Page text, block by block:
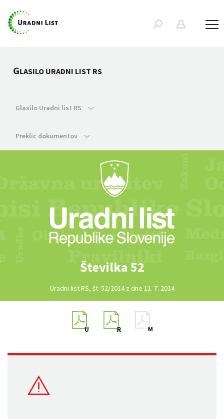
GLASILO URADNI LIST RS
Glasilo Uradni list RS
Preklic dokumentov
Številka 52
Uradni list RS, št. 52/2014 z dne 11. 7. 2014